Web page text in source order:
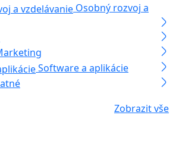
Osobný rozvoj a
Software a aplikácie
Zobrazit vše